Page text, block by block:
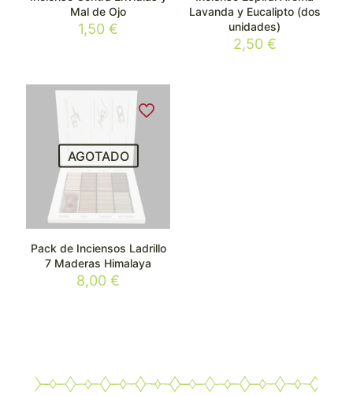
Mal de Ojo
1,50€
Lavanda y Eucalipto (dos
unidades)
2,50 €
AGOTADO
Pack de Inciensos Ladrillo
7 Maderas Himalaya
8,00€